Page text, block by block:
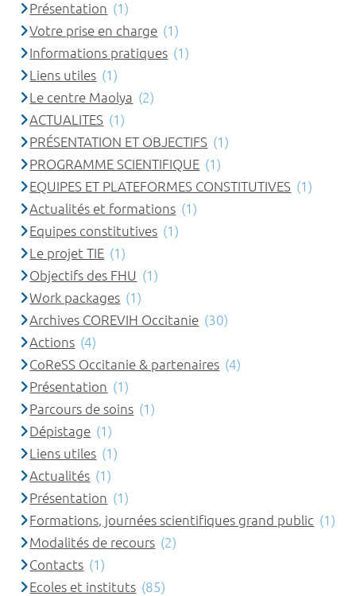
Présentation (1)
Votre prise en charge (1)
Informations pratiques (1)
Liens utiles (1)
Le centre Maolya (2)
ACTUALITES (1)
PRÉSENTATION ET OBJECTIFS (1)
PROGRAMME SCIENTIFIQUE (1)
EQUIPES ET PLATEFORMES CONSTITUTIVES (1)
Actualités et formations (1)
Equipes constitutives (1)
Le projet TIE (1)
Objectifs des FHU (1)
Work packages (1)
Archives COREVIH Occitanie (30)
Actions (4)
CoReSS Occitanie & partenaires (4)
Présentation (1)
Parcours de soins (1)
Dépistage (1)
Liens utiles (1)
Actualités (1)
Présentation (1)
Formations, journées scientifiques grand public (1)
Modalités de recours (2)
Contacts (1)
Ecoles et instituts (85)